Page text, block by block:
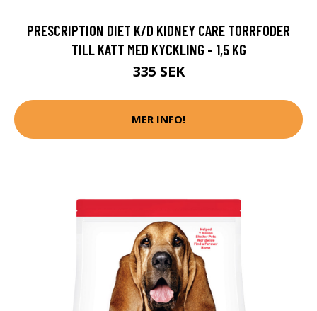
PRESCRIPTION DIET K/D KIDNEY CARE TORRFODER
TILL KATT MED KYCKLING - 1,5 KG
335 SEK
MER INFO!